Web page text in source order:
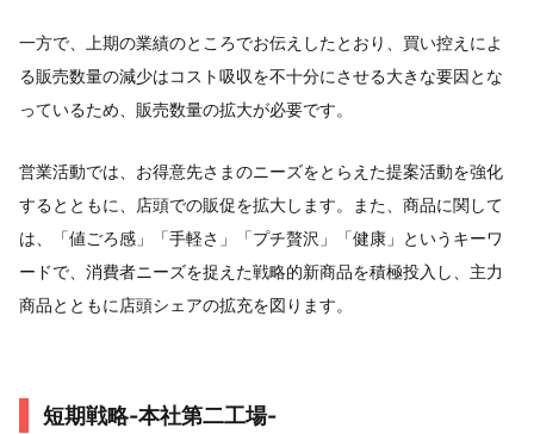
一方で、上期の業績のところでお伝えしたとおり、買い控えによ
る販売数量の減少はコスト吸収を不十分にさせる大きな要因とな
っているため、販売数量の拡大が必要です。
営業活動では、お得意先さまのニーズをとらえた提案活動を強化
するとともに、店頭での販促を拡大します。また、商品に関して
は、「値ごろ感」「手軽さ」「プチ贅沢」「健康」というキーワ
ードで、消費者ニーズを捉えた戦略的新商品を積極投入し、主力
商品とともに店頭シェアの拡充を図ります。
短期戦略-本社第二工場-